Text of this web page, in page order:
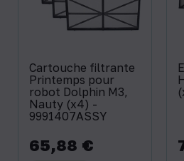
Cartouche filtrante
Printemps pour
robot Dolphin M3,
Nauty (x4) -
9991407ASSY
Prix
65,88 €